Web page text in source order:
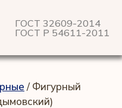
ГОСТ 32609-2014
ГОСТ Р 54611-2011
/ Фигурный